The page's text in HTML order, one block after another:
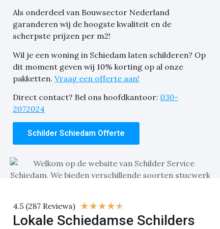
Als onderdeel van Bouwsector Nederland
garanderen wij de hoogste kwaliteit en de
scherpste prijzen per m2!
Wil je een woning in Schiedam laten schilderen? Op
dit moment geven wij 10% korting op al onze
pakketten. Vraag een offerte aan!
Direct contact? Bel ons hoofdkantoor: 030-
2072024
Schilder Schiedam Offerte
4.5 (287 Reviews) ★★★★★
Lokale Schiedamse Schilders